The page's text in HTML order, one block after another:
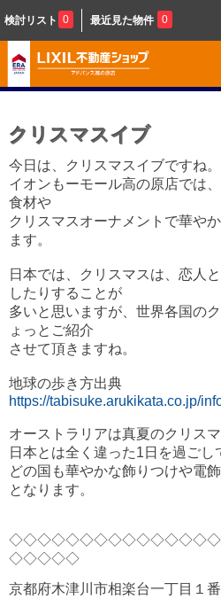
検討リスト 0 最近見た物件 0
クリスマスイブ
今日は、クリスマスイブですね。
イオンもーモール高の原店では
食材や
クリスマスオーナメントで華や
ます。
日本では、クリスマスは、恋人
したりすることが
多いと思いますが、世界各国の
ょっとご紹介
させて頂きますね。
地球の歩き方出典
https://tabisuke.arukikata.co.jp/
オーストラリアは真夏のクリスマ
日本とは全く違った1日を過ごし
どの国も華やかな飾りつけや電
となります。
◇◇◇◇◇
京都府木津川市相楽台一丁目１